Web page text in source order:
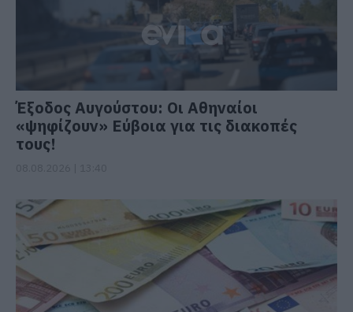
Έξοδος Αυγούστου: Οι Αθηναίοι
«ψηφίζουν» Εύβοια για τις διακοπές
τους!